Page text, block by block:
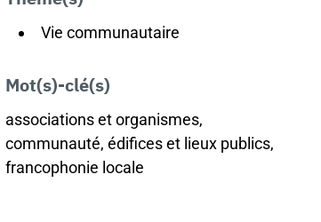
Vie communautaire
Mot(s)-clé(s)
associations et organismes,
communauté, édifices et lieux publics,
francophonie locale